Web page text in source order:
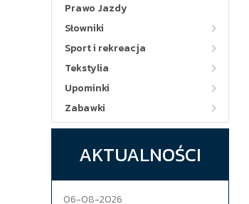
Prawo Jazdy
Słowniki
Sport i rekreacja
Tekstylia
Upominki
Zabawki
AKTUALNOŚCI
06-08-2026